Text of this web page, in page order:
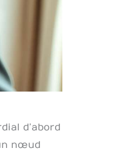
d’abord
nœud